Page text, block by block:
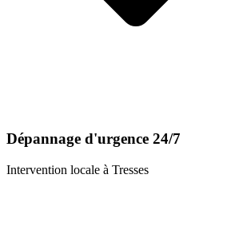
Dépannage d'urgence 24/7
Intervention locale à Tresses